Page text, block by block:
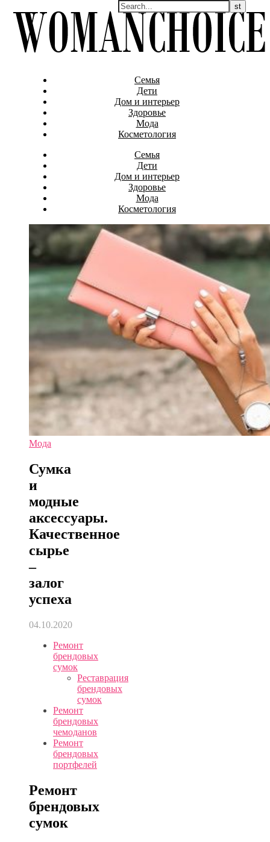
Семья
Дети
Дом и интерьер
Здоровье
Мода
Косметология
Семья
Дети
Дом и интерьер
Здоровье
Мода
Косметология
Мода
Сумка
и
модные
аксессуары.
Качественное
сырье
–
залог
успеха
04.10.2020
Ремонт
брендовых
сумок
Реставрация
брендовых
сумок
Ремонт
брендовых
чемоданов
Ремонт
брендовых
портфелей
Ремонт
брендовых
сумок